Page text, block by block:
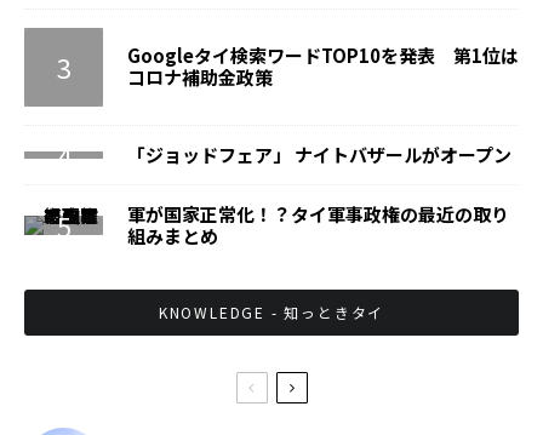
Googleタイ検索ワードTOP10を発表 第1位は
コロナ補助金政策
「ジョッドフェア」 ナイトバザールがオープン
軍が国家正常化！？タイ軍事政権の最近の取り
組みまとめ
KNOWLEDGE - 知っときタイ